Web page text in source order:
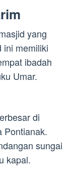
yang
ini memiliki
ibadah
Umar.
di
Pontianak.
sungai
kapal.